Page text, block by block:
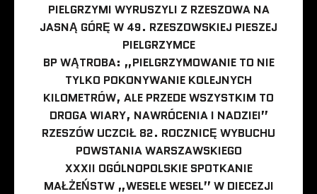
PIELGRZYMI WYRUSZYLI Z RZESZOWA NA
JASNĄ GÓRĘ W 49. RZESZOWSKIEJ PIESZEJ
PIELGRZYMCE
BP WĄTROBA: „PIELGRZYMOWANIE TO NIE
TYLKO POKONYWANIE KOLEJNYCH
KILOMETRÓW, ALE PRZEDE WSZYSTKIM TO
DROGA WIARY, NAWRÓCENIA I NADZIEI”
RZESZÓW UCZCIŁ 82. ROCZNICĘ WYBUCHU
POWSTANIA WARSZAWSKIEGO
XXXII OGÓLNOPOLSKIE SPOTKANIE
MAŁŻEŃSTW „WESELE WESEL” W DIECEZJI